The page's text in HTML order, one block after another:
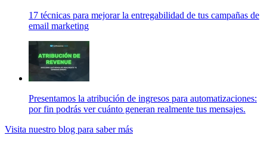
17 técnicas para mejorar la entregabilidad de tus campañas de
email marketing
Presentamos la atribución de ingresos para automatizaciones:
por fin podrás ver cuánto generan realmente tus mensajes.
Visita nuestro blog para saber más